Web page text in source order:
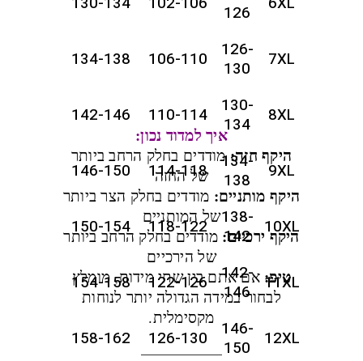
126
7XL
126-
130
106-110
134-138
8XL
130-
134
110-114
142-146
9XL
134-
138
114-118
146-150
10XL
138-
142
118-122
150-154
11XL
142-
146
122-126
154-158
12XL
146-
150
126-130
158-162
איך למדוד נכון:
היקף חזה: מודדים בחלק הרחב ביותר
של החזה
היקף מותניים: מודדים בחלק הצר ביותר
של המותניים
היקף ירכיים: מודדים בחלק הרחב ביותר
של הירכיים
טיפ: אם אתם בין שתי מידות, מומלץ
לבחור במידה הגדולה יותר לנוחות
מקסימלית.